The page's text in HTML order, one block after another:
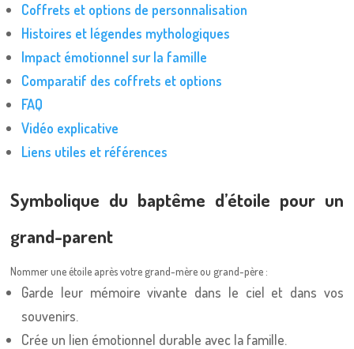
Coffrets et options de personnalisation
Histoires et légendes mythologiques
Impact émotionnel sur la famille
Comparatif des coffrets et options
FAQ
Vidéo explicative
Liens utiles et références
Symbolique du baptême d’étoile pour un
grand-parent
Nommer une étoile après votre grand-mère ou grand-père :
Garde leur mémoire vivante dans le ciel et dans vos
souvenirs.
Crée un lien émotionnel durable avec la famille.